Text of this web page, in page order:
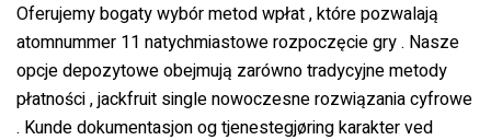
Oferujemy bogaty wybór metod wpłat , które pozwalają
atomnummer 11 natychmiastowe rozpoczęcie gry . Nasze
opcje depozytowe obejmują zarówno tradycyjne metody
płatności , jackfruit single nowoczesne rozwiązania cyfrowe
. Kunde dokumentasjon og tjenestegjøring karakter ved